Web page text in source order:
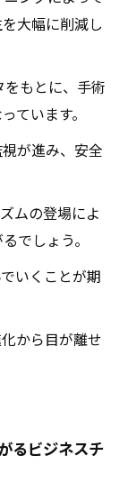
大幅に削減し
もとに、手術
ています。
が進み、安全
ムの登場によ
でしょう。
いくことが期
から目が離せ
るビジネスチ